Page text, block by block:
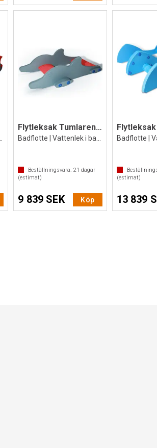
Flytleksak Tumlaren| 194x122x51 cm
Beställningsvara.21 dagar
(estimat)
9 839 SEK Köp
(estimat)
13 839